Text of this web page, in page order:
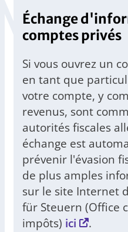
Échange
comptes privés
Si vous ouvrez un
en tant que
votre compte, y
revenus, sont
autorités fiscales
échange est
prévenir l'évasion
de plus amples
sur le site Internet
für Steuern (Office
impôts) ici .